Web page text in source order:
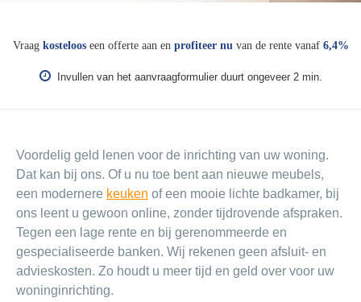
Vraag kostelooseen offerte aan en profiteer nuvan de rente vanaf 6,4%
Invullen van het aanvraagformulier duurt ongeveer 2 min.
Voordelig geld lenen voor de inrichting van uw woning.
Dat kan bij ons. Of u nu toe bent aan nieuwe meubels,
een modernere keuken of een mooie lichte badkamer, bij
ons leent u gewoon online, zonder tijdrovende afspraken.
Tegen een lage rente en bij gerenommeerde en
gespecialiseerde banken. Wij rekenen geen afsluit- en
advieskosten. Zo houdt u meer tijd en geld over voor uw
woninginrichting.